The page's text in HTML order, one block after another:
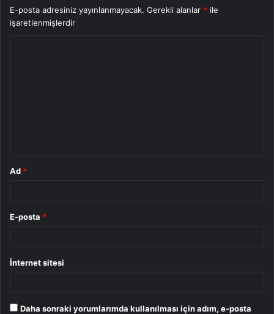
E-posta adresiniz yayınlanmayacak. Gerekli alanlar * ile
işaretlenmişlerdir
Ad *
E-posta *
İnternet sitesi
Daha sonraki yorumlarımda kullanılması için adım, e-posta